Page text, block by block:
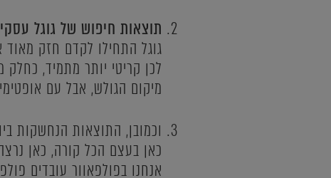
תוצאות חיפוש של גוגל
גוגל התחילו לקדם חזק
לכן קריטי יותר מתמיד,
מיקום הגולש, אבל עם
וכמובן, התוצאות הנחשקות
כאן בעצם הכל קורה, כאן
אנחנו בפולפאוור עובדים